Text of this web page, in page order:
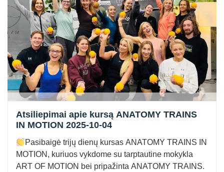
Atsiliepimai apie kursą ANATOMY TRAINS
IN MOTION 2025-10-04
Pasibaigė trijų dienų kursas ANATOMY TRAINS IN
MOTION, kuriuos vykdome su tarptautine mokykla
ART OF MOTION bei pripažinta ANATOMY TRAINS.